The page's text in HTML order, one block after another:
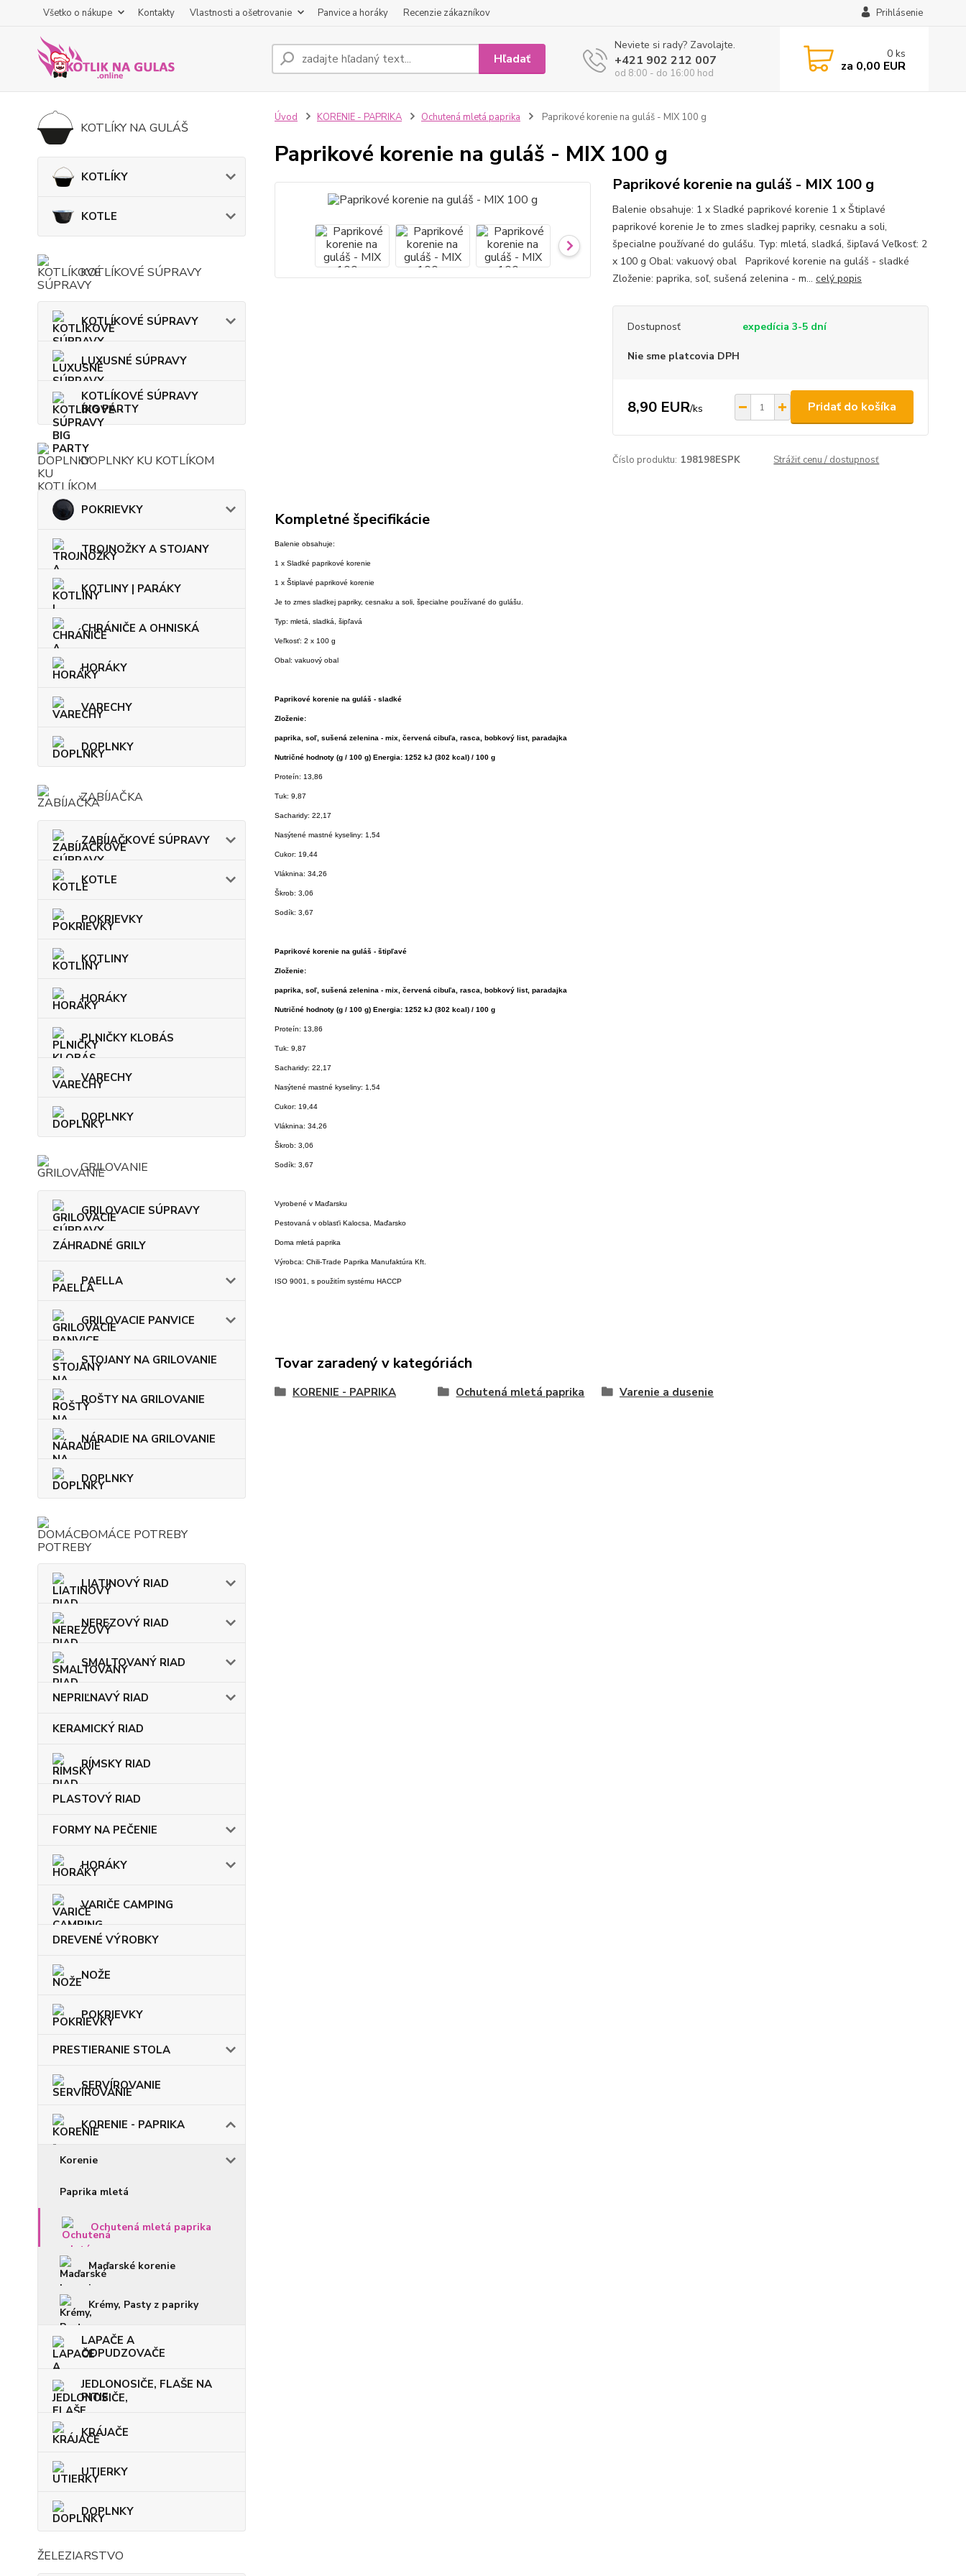
Všetko o nákupe Kontakty Vlastnosti a ošetrovanie Panvice a horáky Recenzie zákazníkov Prihlásenie
Hľadať
Neviete si rady? Zavolajte.
+421 902 212 007
od 8:00 - do 16:00 hod
0 ks
za 0,00 EUR
KOTLÍKY NA GULÁŠ
KOTLÍKY
KOTLE
KOTLÍKOVÉ SÚPRAVY
KOTLÍKOVÉ SÚPRAVY
LUXUSNÉ SÚPRAVY
KOTLÍKOVÉ SÚPRAVY
BIG PARTY
DOPLNKY KU KOTLÍKOM
POKRIEVKY
TROJNOŽKY A STOJANY
KOTLINY | PARÁKY
CHRÁNIČE A OHNISKÁ
HORÁKY
VARECHY
DOPLNKY
ZABÍJAČKA
ZABÍJAČKOVÉ SÚPRAVY
KOTLE
POKRIEVKY
KOTLINY
HORÁKY
PLNIČKY KLOBÁS
VARECHY
DOPLNKY
GRILOVANIE
GRILOVACIE SÚPRAVY
ZÁHRADNÉ GRILY
PAELLA
GRILOVACIE PANVICE
STOJANY NA GRILOVANIE
ROŠTY NA GRILOVANIE
NÁRADIE NA GRILOVANIE
DOPLNKY
DOMÁCE POTREBY
LIATINOVÝ RIAD
NEREZOVÝ RIAD
SMALTOVANÝ RIAD
NEPRIĽNAVÝ RIAD
KERAMICKÝ RIAD
RÍMSKY RIAD
PLASTOVÝ RIAD
FORMY NA PEČENIE
HORÁKY
VARIČE CAMPING
DREVENÉ VÝROBKY
NOŽE
POKRIEVKY
PRESTIERANIE STOLA
SERVÍROVANIE
KORENIE - PAPRIKA
Korenie
Paprika mletá
Ochutená mletá paprika
Maďarské korenie
Krémy, Pasty z papriky
LAPAČE A
ODPUDZOVAČE
JEDLONOSIČE, FLAŠE NA
PITIE
KRÁJAČE
UTIERKY
DOPLNKY
ŽELEZIARSTVO
Úvod KORENIE - PAPRIKA Ochutená mletá paprika Paprikové korenie na guláš - MIX 100 g
Paprikové korenie na guláš - MIX 100 g
Paprikové korenie na guláš - MIX 100 g
Balenie obsahuje: 1 x Sladké paprikové korenie 1 x Štiplavé
paprikové korenie Je to zmes sladkej papriky, cesnaku a soli,
špecialne používané do gulášu. Typ: mletá, sladká, šipľavá Veľkosť: 2
x 100 g Obal: vakuový obal Paprikové korenie na guláš - sladké
Zloženie: paprika, soľ, sušená zelenina - m... celý popis
Dostupnosť expedícia 3-5 dní
Nie sme platcovia DPH
8,90 EUR/ks Pridať do košíka
Číslo produktu: 198198ESPK Strážiť cenu / dostupnosť
Kompletné špecifikácie
Balenie obsahuje:
1 x Sladké paprikové korenie
1 x Štiplavé paprikové korenie
Je to zmes sladkej papriky, cesnaku a soli, špecialne používané do gulášu.
Typ: mletá, sladká, šipľavá
Veľkosť: 2 x 100 g
Obal: vakuový obal
Paprikové korenie na guláš - sladké
Zloženie:
paprika, soľ, sušená zelenina - mix, červená cibuľa, rasca, bobkový list, paradajka
Nutričné hodnoty (g / 100 g) Energia: 1252 kJ (302 kcal) / 100 g
Proteín: 13,86
Tuk: 9,87
Sacharidy: 22,17
Nasýtené mastné kyseliny: 1,54
Cukor: 19,44
Vláknina: 34,26
Škrob: 3,06
Sodík: 3,67
Paprikové korenie na guláš - štipľavé
Zloženie:
paprika, soľ, sušená zelenina - mix, červená cibuľa, rasca, bobkový list, paradajka
Nutričné hodnoty (g / 100 g) Energia: 1252 kJ (302 kcal) / 100 g
Proteín: 13,86
Tuk: 9,87
Sacharidy: 22,17
Nasýtené mastné kyseliny: 1,54
Cukor: 19,44
Vláknina: 34,26
Škrob: 3,06
Sodík: 3,67
Vyrobené v Maďarsku
Pestovaná v oblasťi Kalocsa, Maďarsko
Doma mletá paprika
Výrobca: Chili-Trade Paprika Manufaktúra Kft.
ISO 9001, s použitím systému HACCP
Tovar zaradený v kategóriách
KORENIE - PAPRIKA Ochutená mletá paprika Varenie a dusenie